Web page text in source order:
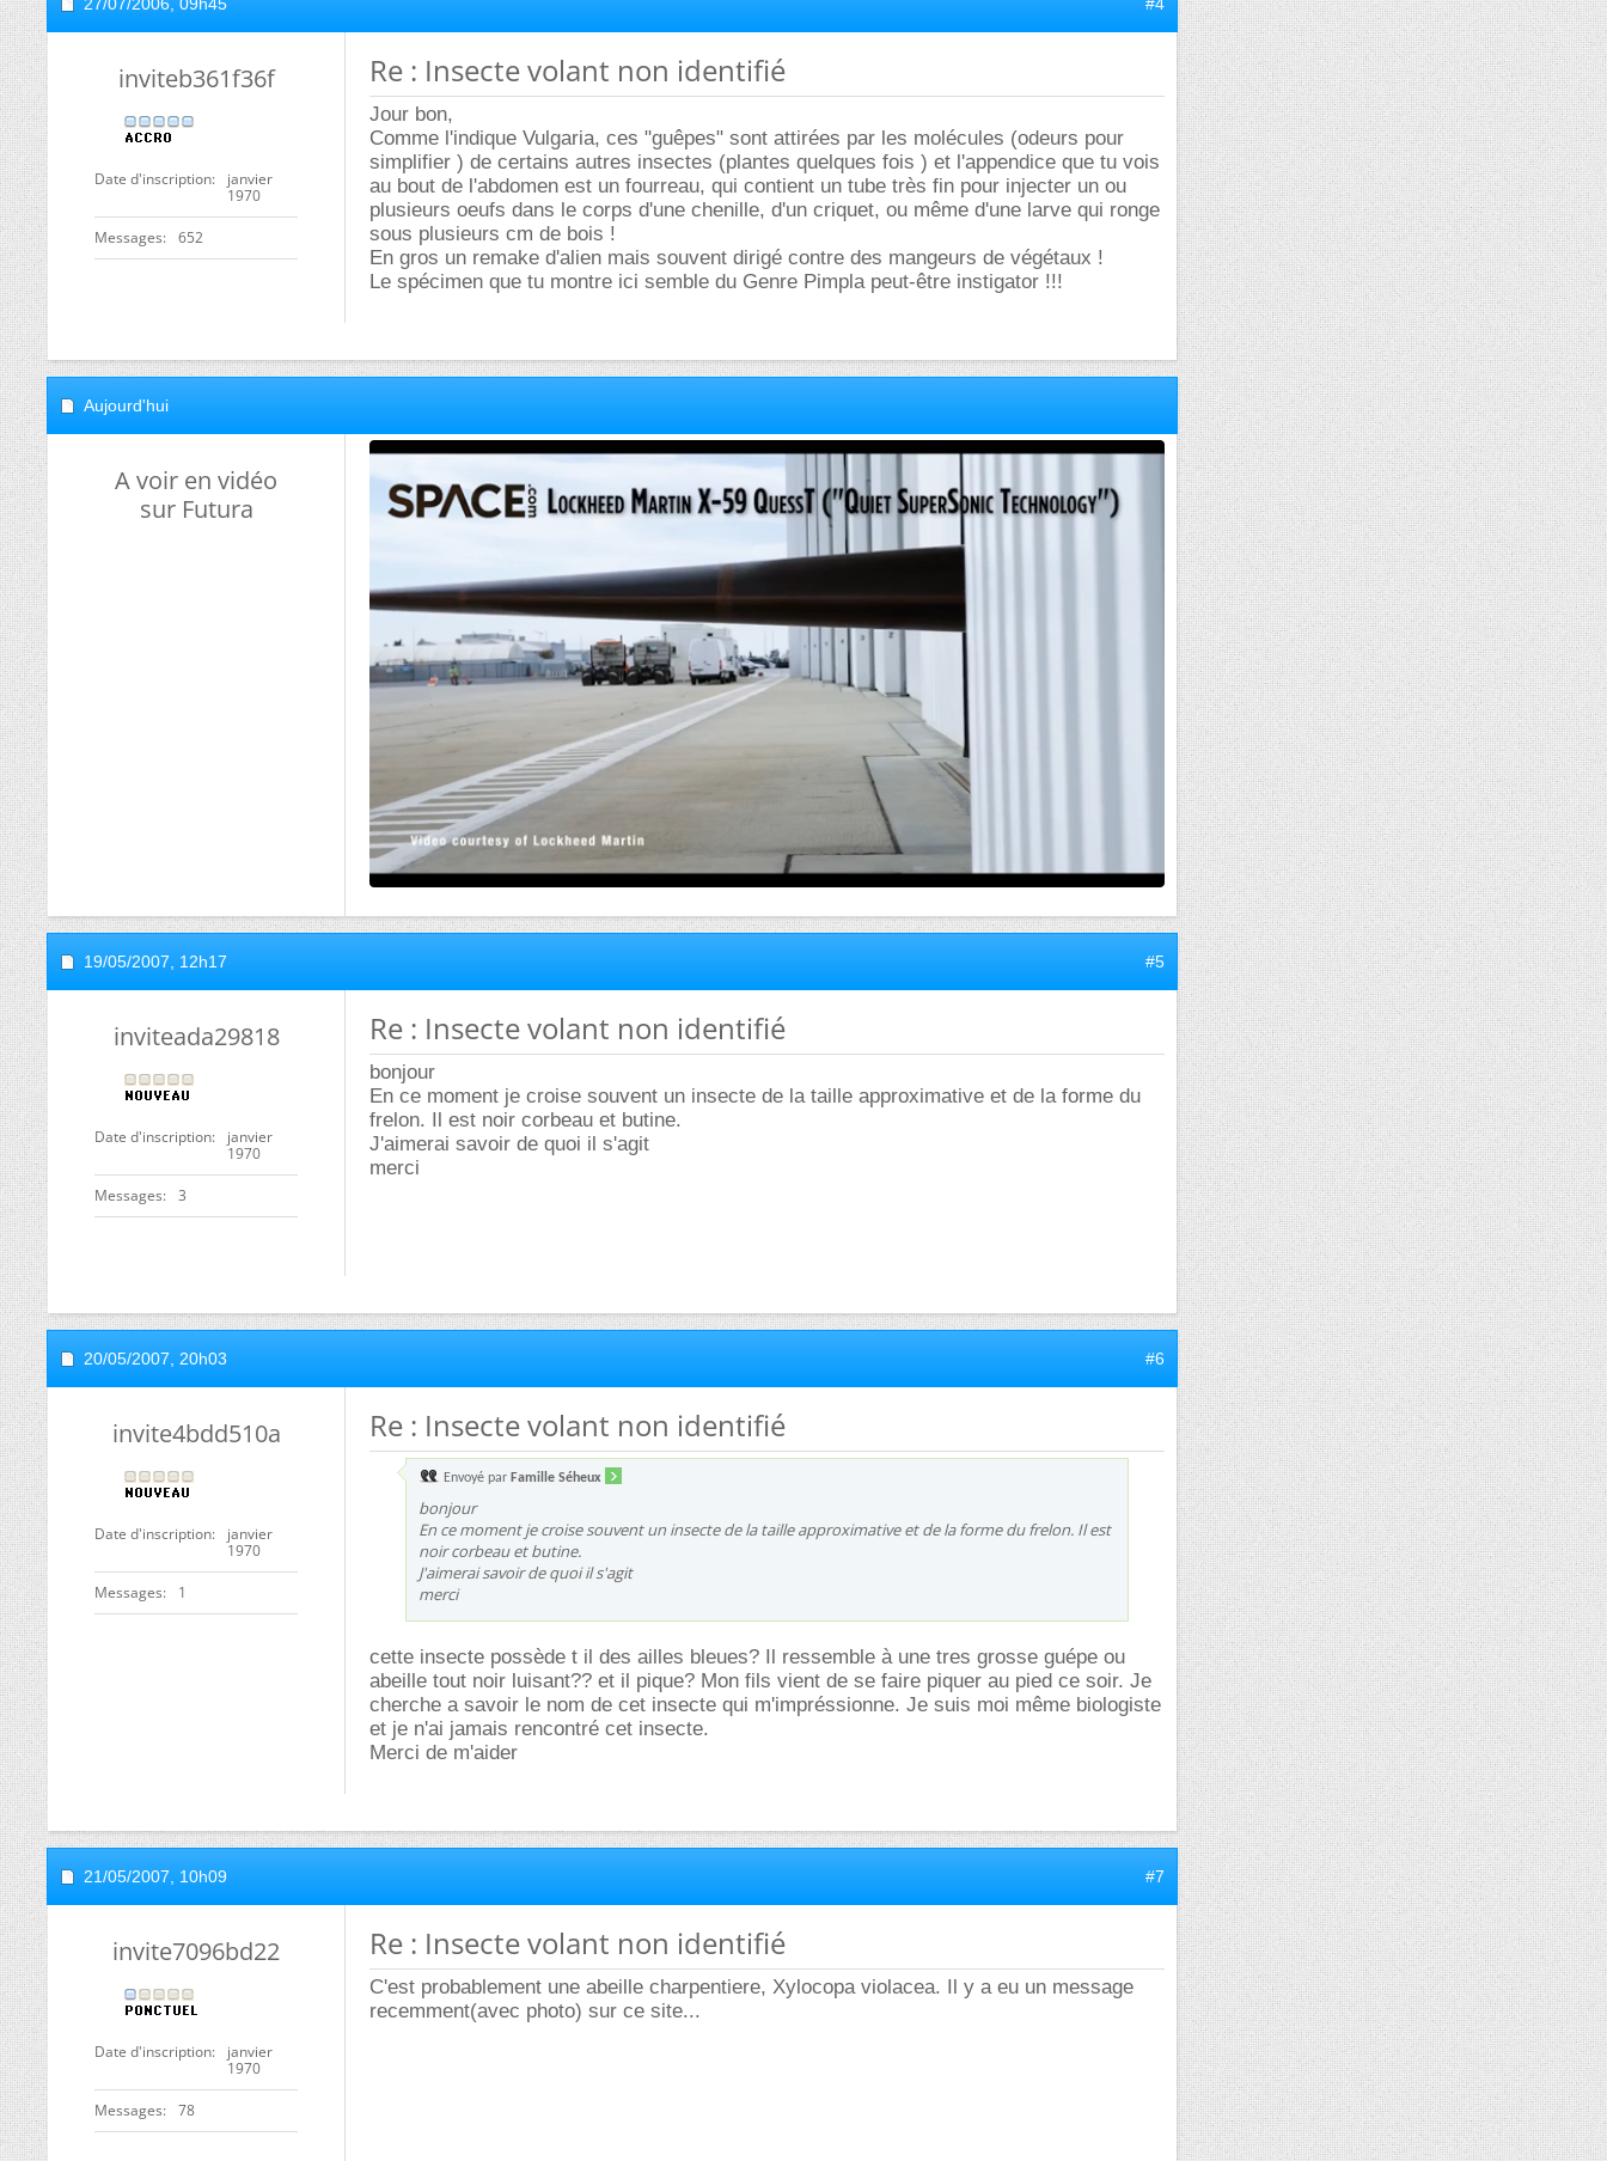
26/07/2006,20h53 #3
invite61ed6df9 Re : Insecte volant non identifié
L'appendice leur sert à pondre, selon l'espèce, dans la larve d'un autre insecte ou sous
l'épiderme des feuilles de certains végétaux. Chaque espèce d'ichneumon a une espèce-
hôte particulière.
Date d'inscription
janvier
Messages 652
Re : Insecte volant non identifié
Jour bon,
Comme l'indique Vulgaria, ces "guêpes" sont attirées par les molécules (odeurs pour
simplifier ) de certains autres insectes (plantes quelques fois ) et l'appendice que tu vois
au bout de l'abdomen est un fourreau, qui contient un tube très fin pour injecter un ou
plusieurs oeufs dans le corps d'une chenille, d'un criquet, ou même d'une larve qui ronge
sous plusieurs cm de bois !
En gros un remake d'alien mais souvent dirigé contre des mangeurs de végétaux !
Le spécimen que tu montre ici semble du Genre Pimpla peut-être instigator !!!
Aujourd'hui
A voir en vidéo